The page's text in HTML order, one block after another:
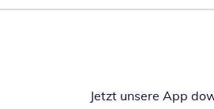
Jetzt unsere App